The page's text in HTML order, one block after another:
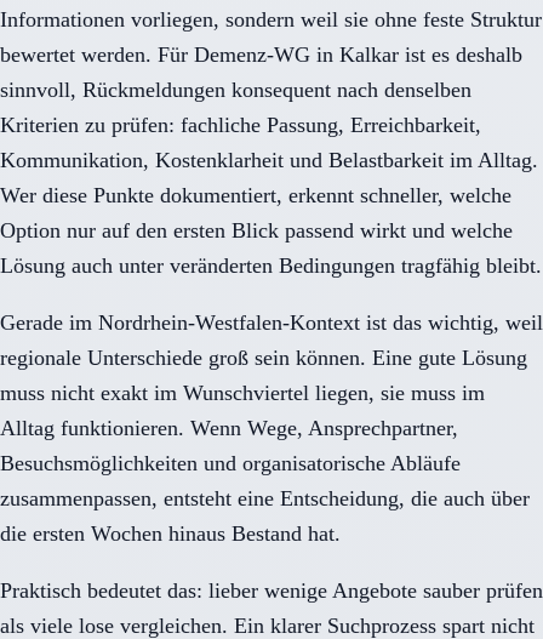
Informationen vorliegen, sondern weil sie ohne feste Struktur
bewertet werden. Für Demenz-WG in Kalkar ist es deshalb
sinnvoll, Rückmeldungen konsequent nach denselben
Kriterien zu prüfen: fachliche Passung, Erreichbarkeit,
Kommunikation, Kostenklarheit und Belastbarkeit im Alltag.
Wer diese Punkte dokumentiert, erkennt schneller, welche
Option nur auf den ersten Blick passend wirkt und welche
Lösung auch unter veränderten Bedingungen tragfähig bleibt.
Gerade im Nordrhein-Westfalen-Kontext ist das wichtig, weil
regionale Unterschiede groß sein können. Eine gute Lösung
muss nicht exakt im Wunschviertel liegen, sie muss im
Alltag funktionieren. Wenn Wege, Ansprechpartner,
Besuchsmöglichkeiten und organisatorische Abläufe
zusammenpassen, entsteht eine Entscheidung, die auch über
die ersten Wochen hinaus Bestand hat.
Praktisch bedeutet das: lieber wenige Angebote sauber prüfen
als viele lose vergleichen. Ein klarer Suchprozess spart nicht